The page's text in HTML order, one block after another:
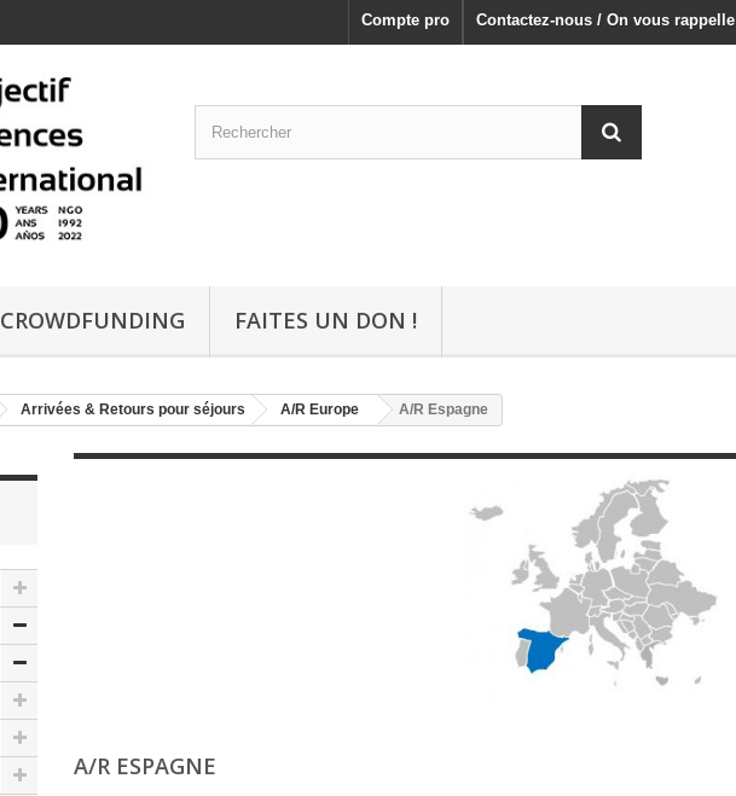
Contactez-nous / On vous rappelle
Compte pro
CROWDFUNDING FAITES UN DON !
Arrivées & Retours pour séjours A/R Europe A/R Espagne
A/R ESPAGNE